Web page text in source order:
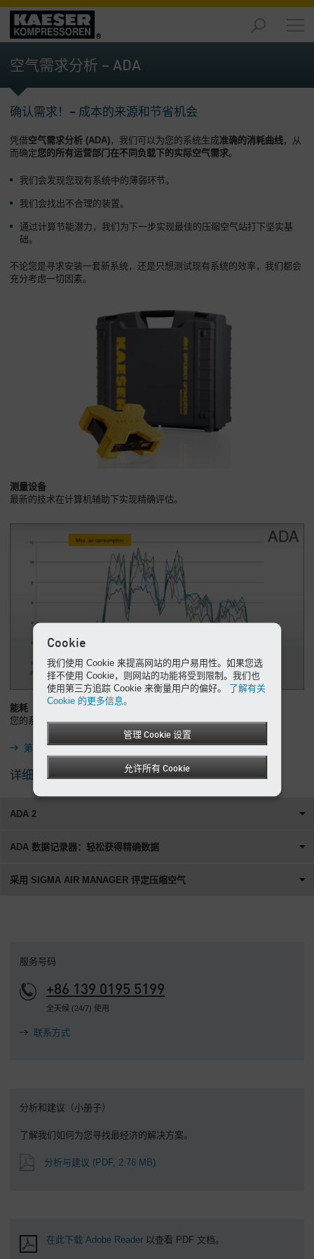
产
品
-
概
决
方
案
概
述
务
-
空气需求分析 – ADA
确认需求！– 成本的来源和节省机会
凭借空气需求分析 (ADA)，我们可以为您的系统生成准确的消耗曲线，从
而确定您的所有运营部门在不同负载下的实际空气需求。
我们会发现您现有系统中的薄弱环节。
我们会找出不合理的装置。
通过计算节能潜力，我们为下一步实现最佳的压缩空气站打下坚实基
础。
不论您是寻求安装一套新系统，还是只想测试现有系统的效率，我们都会
充分考虑一切因素。
测量设备
最新的技术在计算机辅助下实现精确评估。
能耗
您的系统实际需要消耗多少电能？
第 3 步：凯撒节能系统 – KESS
详细的压缩空气需求分析
ADA 2
ADA 数据记录器：轻松获得精确数据
采用 SIGMA AIR MANAGER 评定压缩空气
服务号码
+86 139 0195 5199
全天候 (24/7) 使用
联系方式
分析和建议（小册子）
了解我们如何为您寻找最经济的解决方案。
分析与建议 (PDF, 2.76 MB)
在此下载 Adobe Reader 以查看 PDF 文档。
Cookie
我们使用 Cookie 来提高网站的用户易用性。如果您选
择不使用 Cookie，则网站的功能将受到限制。我们也
使用第三方追踪 Cookie 来衡量用户的偏好。 了解有关
Cookie 的更多信息。
管理 Cookie 设置
允许所有 Cookie